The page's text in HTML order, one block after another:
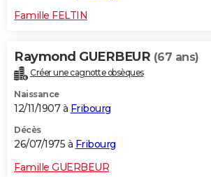
Famille FELTIN
Raymond GUERBEUR (67 ans)
Créer une cagnotte obsèques
Naissance
12/11/1907 à Fribourg
Décès
26/07/1975 à Fribourg
Famille GUERBEUR